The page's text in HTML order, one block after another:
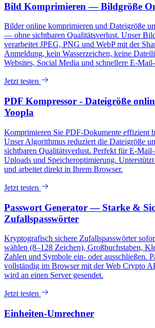
Bild Komprimieren — Bildgröße
Bilder online komprimieren und Dateigröße
— ohne sichtbaren Qualitätsverlust. Unser
verarbeitet JPEG, PNG und WebP mit der
Anmeldung, kein Wasserzeichen, keine
Websites, Social Media und schnellere E-
Jetzt testen
PDF Kompressor - Dateigröße
Yoopla
Komprimieren Sie PDF-Dokumente effizient
Unser Algorithmus reduziert die Dateigröße
sichtbaren Qualitätsverlust. Perfekt für E-
Uploads und Speicheroptimierung.
und arbeitet direkt in Ihrem Browser.
Jetzt testen
Passwort Generator — Starke &
Zufallspasswörter
Kryptografisch sichere Zufallspasswörter
wählen (8–128 Zeichen), Großbuchstaben,
Zahlen und Symbole ein- oder ausschließen.
vollständig im Browser mit der Web Crypto
wird an einen Server gesendet.
Jetzt testen
Einheiten-Umrechner